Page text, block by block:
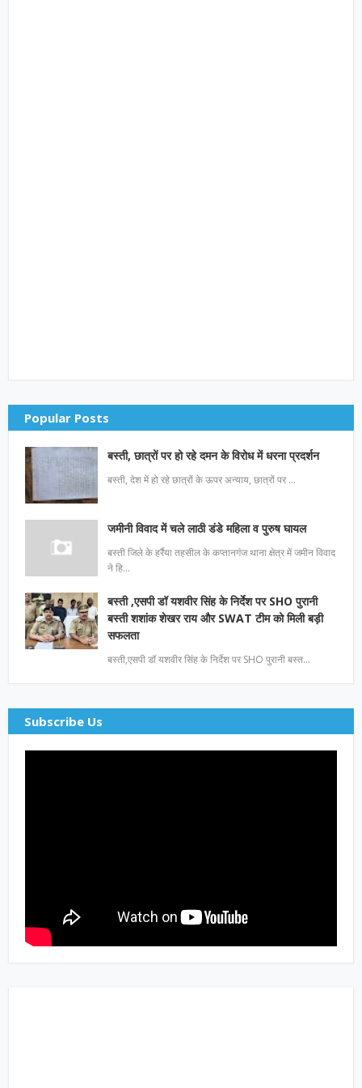
Popular Posts
बस्ती, छात्रों पर हो रहे दमन के विरोध में धरना प्रदर्शन
बस्ती, देश में हो रहे छात्रों के ऊपर अन्याय, छात्रों पर …
जमीनी विवाद में चले लाठी डंडे महिला व पुरुष घायल
बस्ती जिले के हर्रैया तहसील के कप्तानगंज थाना क्षेत्र में जमीन विवाद
ने हि…
बस्ती ,एसपी डॉ यशवीर सिंह के निर्देश पर SHO पुरानी
बस्ती शशांक शेखर राय और SWAT टीम को मिली बड़ी
सफलता
बस्ती,एसपी डॉ यशवीर सिंह के निर्देश पर SHO पुरानी बस्त…
Subscribe Us